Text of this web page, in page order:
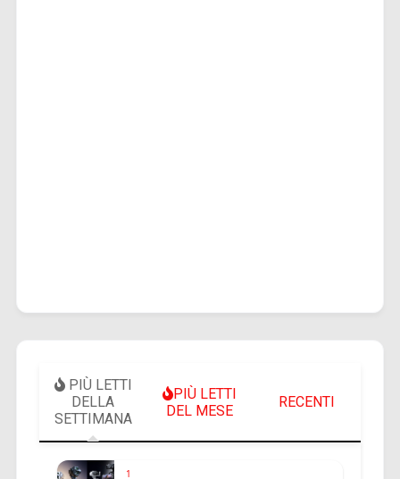
PIÙ LETTI
DELLA
SETTIMANA
PIÙ LETTI
DEL MESE
RECENTI
1